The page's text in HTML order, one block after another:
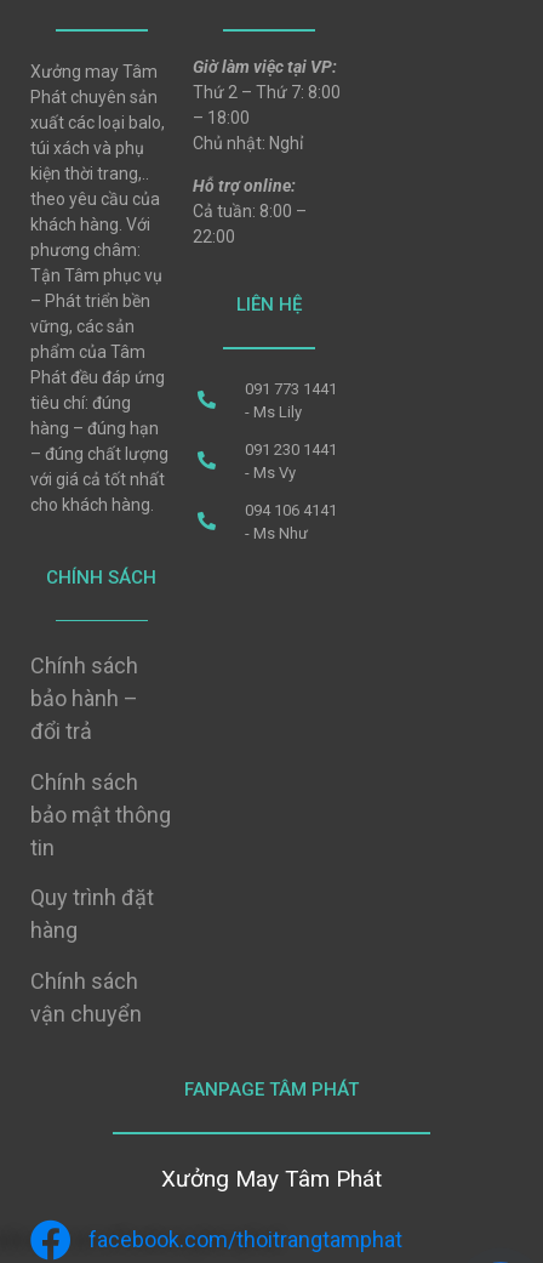
Xưởng may Tâm
Phát chuyên sản
xuất các loại balo,
túi xách và phụ
kiện thời trang,..
theo yêu cầu của
khách hàng. Với
phương châm:
Tận Tâm phục vụ
– Phát triển bền
vững, các sản
phẩm của Tâm
Phát đều đáp ứng
tiêu chí: đúng
hàng – đúng hạn
– đúng chất lượng
với giá cả tốt nhất
cho khách hàng.
CHÍNH SÁCH
Chính sách
bảo hành –
đổi trả
Chính sách
bảo mật thông
tin
Quy trình đặt
hàng
Chính sách
vận chuyển
Giờ làm việc tại VP:
Thứ 2 – Thứ 7: 8:00
– 18:00
Chủ nhật: Nghỉ
Hỗ trợ online:
Cả tuần: 8:00 –
22:00
LIÊN HỆ
091 773 1441
- Ms Lily
091 230 1441
- Ms Vy
094 106 4141
- Ms Như
FANPAGE TÂM PHÁT
Xưởng May Tâm Phát
facebook.com/thoitrangtamphat